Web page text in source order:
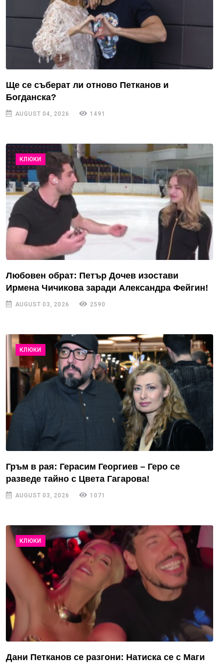
Ще се съберат ли отново Петканов и
Богданска?
AUGUST 04, 2026 1491
КЛЮКИ
Любовен обрат: Петър Дочев изостави
Ирмена Чичикова заради Александра Фейгин!
AUGUST 03, 2026 2590
КЛЮКИ
Гръм в рая: Герасим Георгиев – Геро се
разведе тайно с Цвета Гагарова!
AUGUST 03, 2026 1071
КЛЮКИ
Дани Петканов се разгони: Натиска се с Маги